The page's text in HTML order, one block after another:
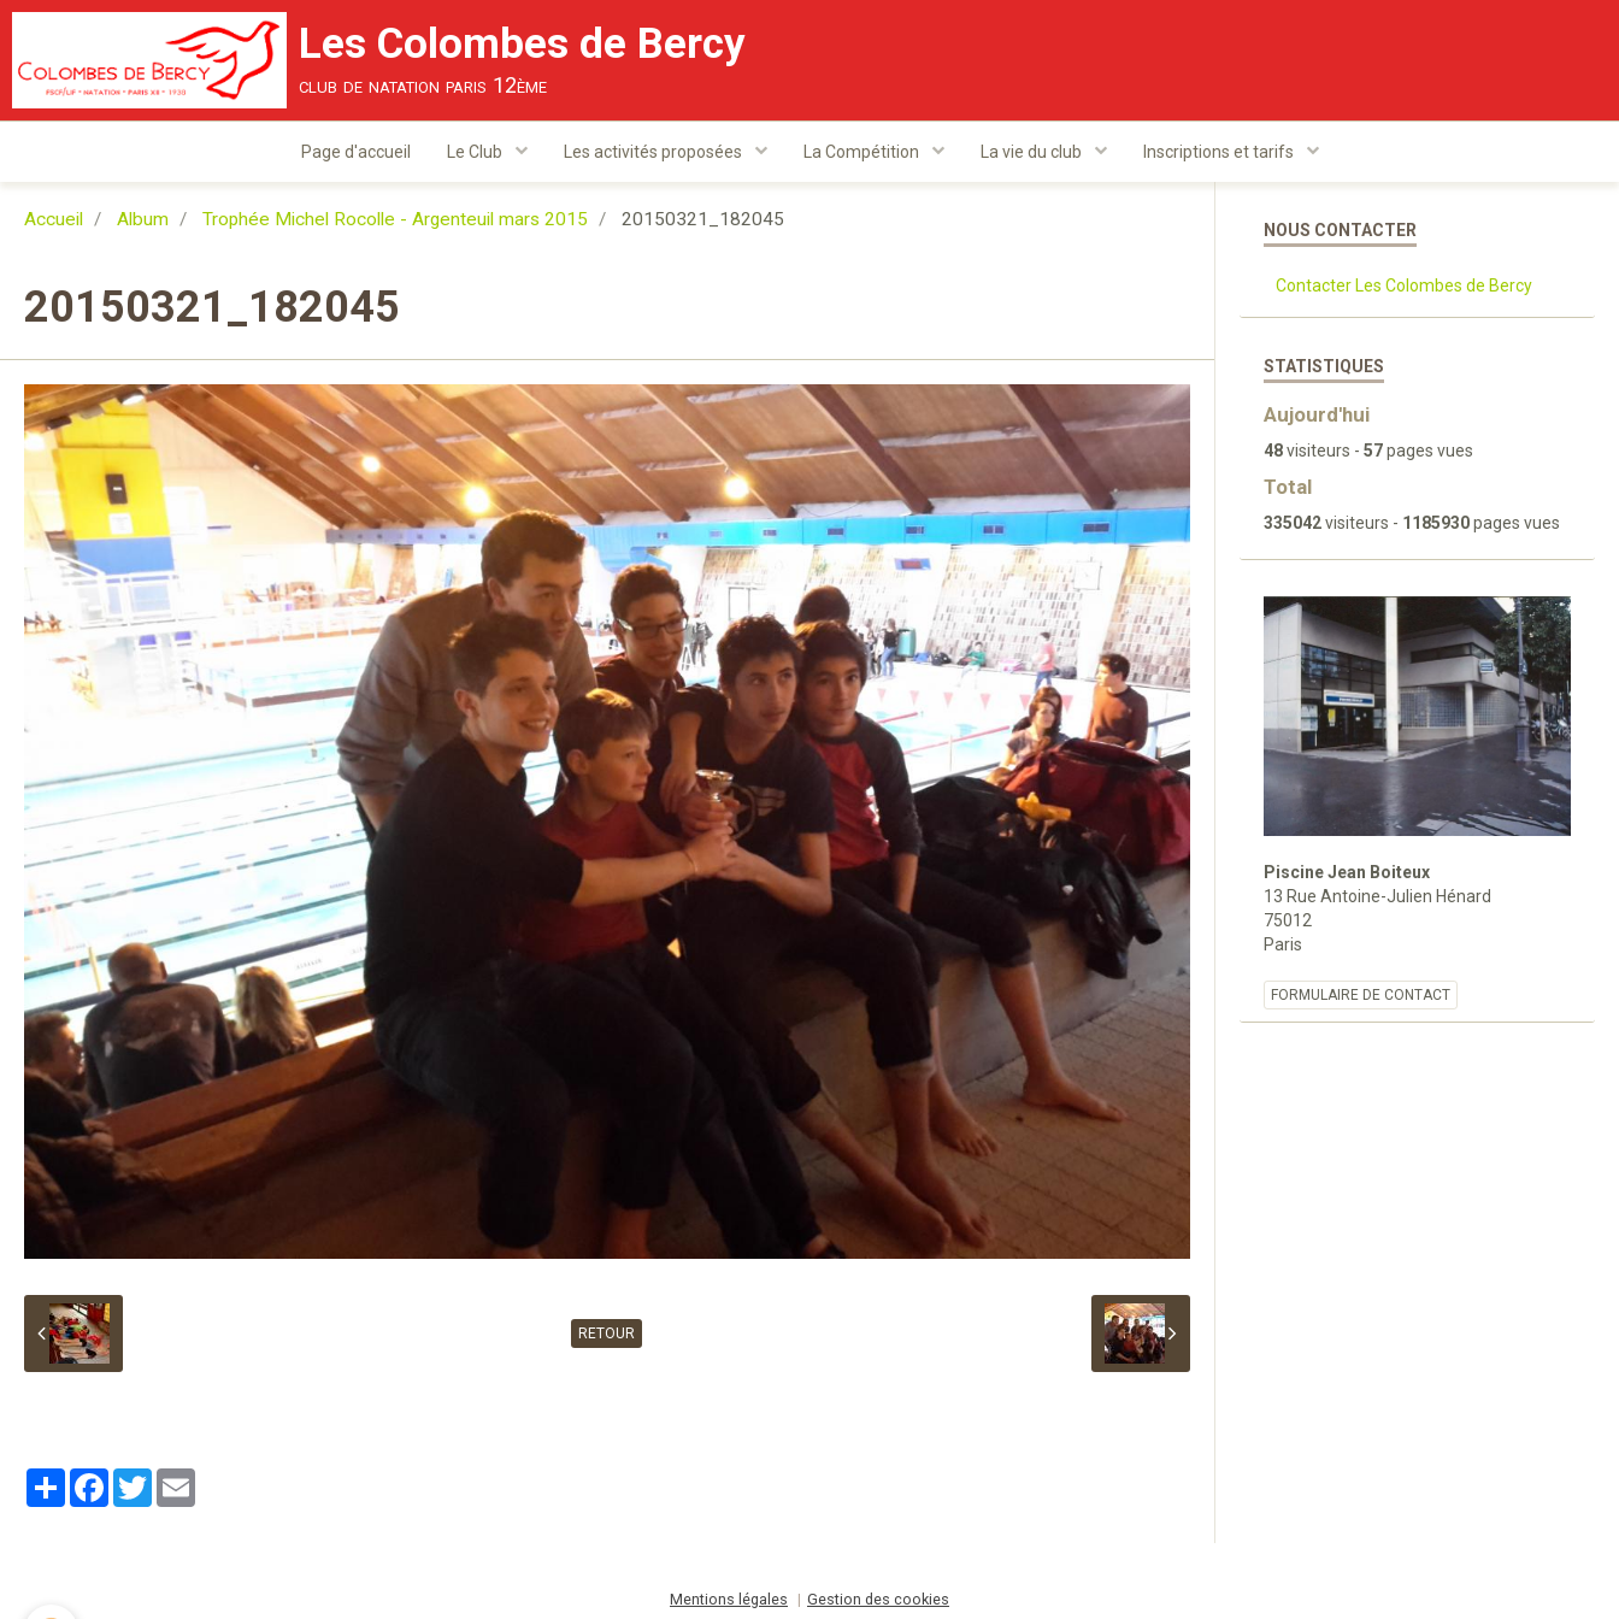
Les Colombes de Bercy
club de natation paris 12ème
Page d'accueil Le Club Les activités proposées La Compétition La vie du club Inscriptions et tarifs
Accueil Album Trophée Michel Rocolle - Argenteuil mars 2015 20150321_182045
20150321_182045
RETOUR
PartagerFacebook
Twitter
NOUS CONTACTER
Contacter Les Colombes de Bercy
STATISTIQUES
Aujourd'hui
48visiteurs - 57pages vues
Total
335042visiteurs - 1185930pages vues
Piscine Jean Boiteux
13 Rue Antoine-Julien Hénard
75012
Paris
FORMULAIRE DE CONTACT
Mentions légales Gestion des cookies